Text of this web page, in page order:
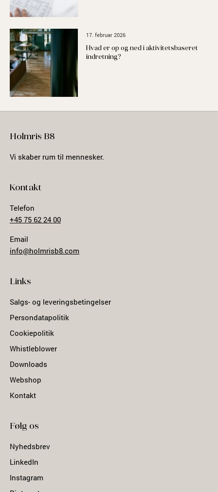
17. februar 2026
Hvad er op og ned i aktivitetsbaseret
indretning?
Holmris B8
Vi skaber rum til mennesker.
Kontakt
Telefon
+45 75 62 24 00
Email
info@holmrisb8.com
Links
Salgs- og leveringsbetingelser
Persondatapolitik
Cookiepolitik
Whistleblower
Downloads
Webshop
Kontakt
Følg os
Nyhedsbrev
LinkedIn
Instagram